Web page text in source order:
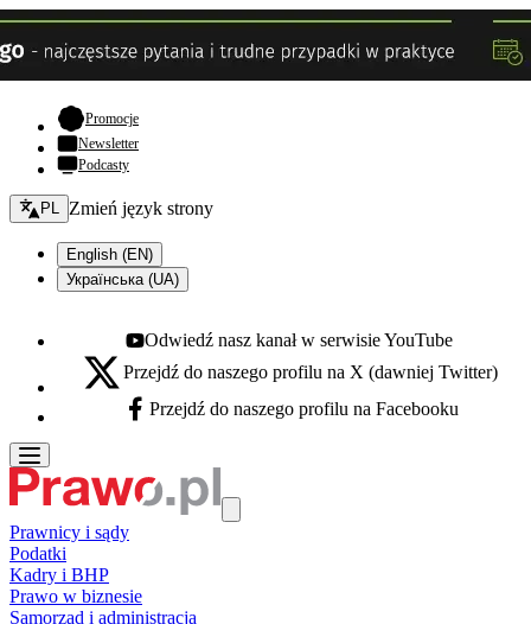
Promocje- otwiera się w nowej karcie
Newsletter
Podcasty
Zmień język - bieżący:
PL Zmień język strony
English (EN)
Українська (UA)
Youtube - otwiera się w nowej karcie
Odwiedź nasz kanał w serwisie YouTube
X - otwiera się w nowej karcie
Przejdź do naszego profilu na X (dawniej Twitter)
Facebook - otwiera się w nowej karcie
Przejdź do naszego profilu na Facebooku
Prawnicy i sądy
Podatki
Kadry i BHP
Prawo w biznesie
Samorząd i administracja